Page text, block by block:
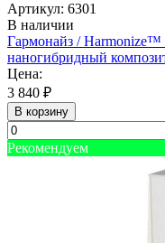
Артикул: 6301
В наличии
Гармонайз /
наногибридный
Цена:
3 840 ₽
В корзину
Рекомендуем